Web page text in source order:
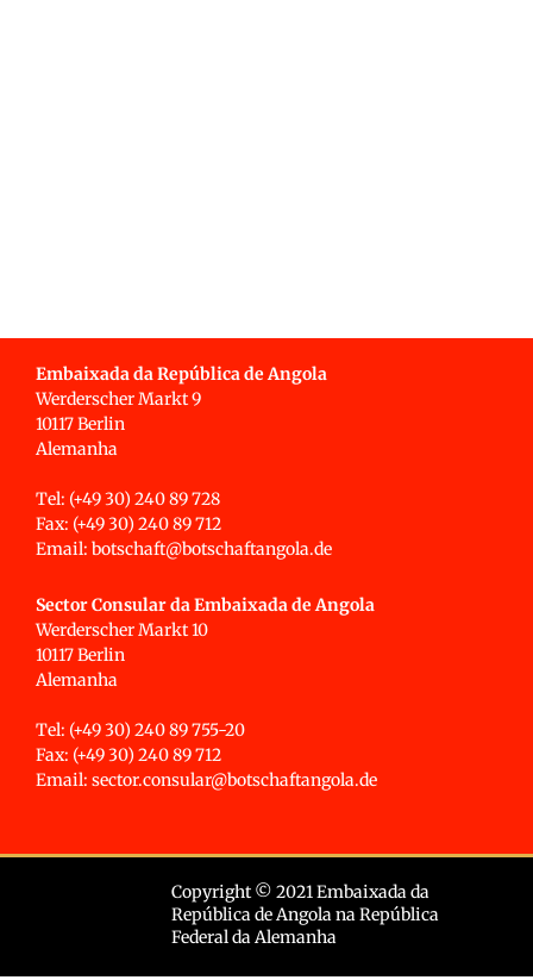
Embaixada da República de Angola
Werderscher Markt 9
10117 Berlin
Alemanha
Tel: (+49 30) 240 89 728
Fax: (+49 30) 240 89 712
Email: botschaft@botschaftangola.de
Sector Consular da Embaixada de Angola
Werderscher Markt 10
10117 Berlin
Alemanha
Tel: (+49 30) 240 89 755-20
Fax: (+49 30) 240 89 712
Email: sector.consular@botschaftangola.de
Copyright © 2021 Embaixada da
República de Angola na República
Federal da Alemanha